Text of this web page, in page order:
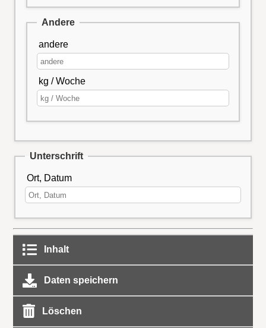
Andere
andere
kg / Woche
Unterschrift
Ort, Datum
Inhalt
Daten speichern
Löschen